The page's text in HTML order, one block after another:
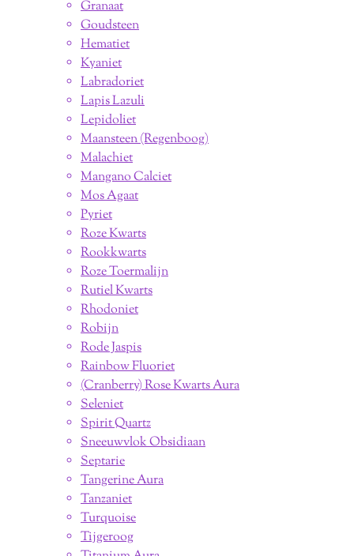
Granaat
Goudsteen
Hematiet
Kyaniet
Labradoriet
Lapis Lazuli
Lepidoliet
Maansteen (Regenboog)
Malachiet
Mangano Calciet
Mos Agaat
Pyriet
Roze Kwarts
Rookkwarts
Roze Toermalijn
Rutiel Kwarts
Rhodoniet
Robijn
Rode Jaspis
Rainbow Fluoriet
(Cranberry) Rose Kwarts Aura
Seleniet
Spirit Quartz
Sneeuwvlok Obsidiaan
Septarie
Tangerine Aura
Tanzaniet
Turquoise
Tijgeroog